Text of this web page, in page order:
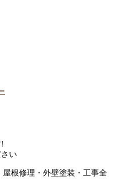
い
根修理・外壁塗装・工事全